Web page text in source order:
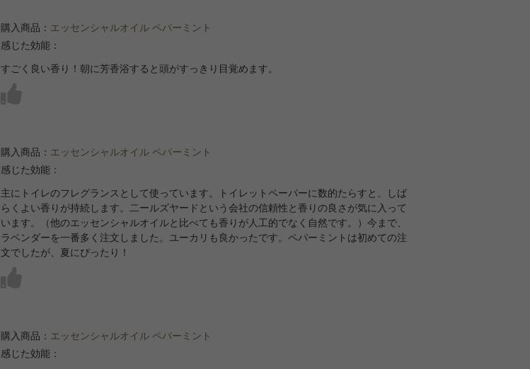
購入商品： エッセンシャルオイル ペパーミント
感じた効能：
すごく良い香り！朝に芳香浴すると頭がすっきり目覚めます。
購入商品： エッセンシャルオイル ペパーミント
感じた効能：
主にトイレのフレグランスとして使っています。トイレットペーパーに数的たらすと、しば
らくよい香りが持続します。二ールズヤードという会社の信頼性と香りの良さが気に入って
います。（他のエッセンシャルオイルと比べても香りが人工的でなく自然です。）今まで、
ラベンダーを一番多く注文しました。ユーカリも良かったです。ペパーミントは初めての注
文でしたが、夏にぴったり！
購入商品： エッセンシャルオイル ペパーミント
感じた効能：